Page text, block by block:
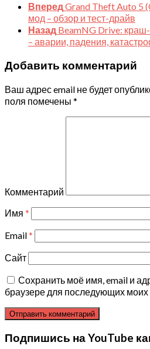
ВпередGrand Theft Auto 5
мод – обзор и тест-драйв
Назад BeamNG Drive:
– аварии, падения,
Добавить комментарий
Ваш адрес email не будет
поля помечены *
Комментарий
Имя *
Email*
Сайт
Сохранить моё имя, email и
браузере для последующих
Подпишись на YouTube